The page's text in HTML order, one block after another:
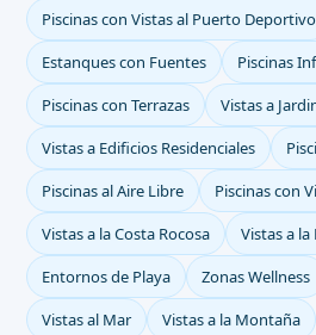
Piscinas con Vistas al Puerto Deportivo
Estanques con Fuentes
Piscinas
Piscinas con Terrazas
Vistas a
Vistas a Edificios Residenciales
Piscinas al Aire Libre
Piscinas con
Vistas a la Costa Rocosa
Vistas a la
Entornos de Playa
Zonas Wellness
Vistas al Mar
Vistas a la Montaña